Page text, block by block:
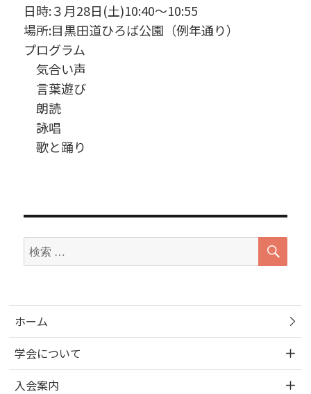
日時:３月28日(土)10:40～10:55
場所:目黒田道ひろば公園（例年通り）
プログラム
気合い声
言葉遊び
朗読
詠唱
歌と踊り
検
索
象:
検
ホーム
学会について
入会案内